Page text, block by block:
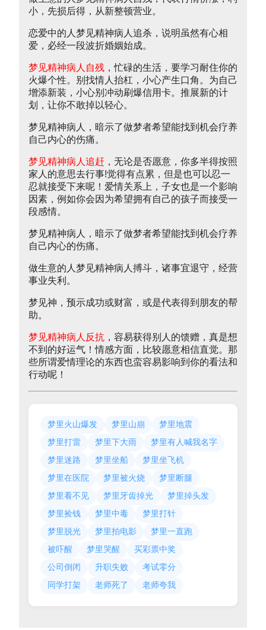
小，先损后得，从新整顿营业。
恋爱中的人梦见精神病人追杀，说明虽然有心相
爱，必经一段波折婚姻始成。
梦见精神病人自残 ，忙碌的生活，要学习耐住你的
火爆个性。别找情人抬杠，小心产生口角。为自己
增添新装，小心别冲动刷爆信用卡。推展新的计
划，让你不敢掉以轻心。
梦见精神病人，暗示了做梦者希望能找到机会疗养
自己内心的伤痛。
梦见精神病人追赶 ，无论是否愿意，你多半得按照
家人的意思去行事!觉得有点累，但是也可以忍一
忍就接受下来呢！爱情关系上，子女也是一个影响
因素，例如你会因为希望拥有自己的孩子而接受一
段感情。
梦见精神病人，暗示了做梦者希望能找到机会疗养
自己内心的伤痛。
做生意的人梦见精神病人搏斗，诸事宜退守，经营
事业失利。
梦见神，预示成功或财富，或是代表得到朋友的帮
助。
梦见精神病人反抗 ，容易获得别人的馈赠，真是想
不到的好运气！情感方面，比较愿意相信直觉。那
些所谓爱情理论的东西也蛮容易影响到你的看法和
行动呢！
梦里火山爆发 梦里山崩
梦里地震
梦里打雷
梦里下大雨
梦里有人喊我名字
梦里迷路
梦里坐船
梦里坐飞机
梦里在医院
梦里被火烧
梦里断腿
梦里看不见
梦里牙齿掉光
梦里掉头发
梦里捡钱
梦里中毒
梦里打针
梦里脱光
梦里拍电影
梦里一直跑
被吓醒
梦里哭醒
买彩票中奖
公司倒闭
升职失败
考试零分
同学打架
老师死了 老师夸我